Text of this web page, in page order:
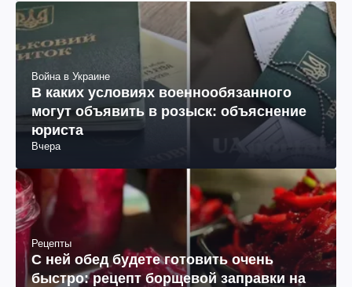
Война в Украине
В каких условиях военнообязанного
могут объявить в розыск: объяснение
юриста
Вчера
Рецепты
С ней обед будете готовить очень
быстро: рецепт борщевой заправки на